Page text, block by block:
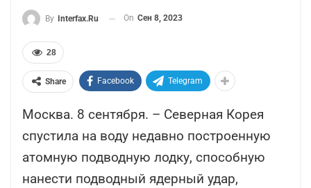
By Interfax.ru On Сен 8, 2023
28
Share Facebook Telegram
Москва. 8 сентября. – Северная Корея
спустила на воду недавно построенную
атомную подводную лодку, способную
нанести подводный ядерный удар,